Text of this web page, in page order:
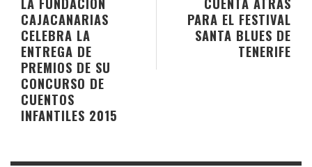
PARA EL FESTIVAL
SANTA BLUES DE
TENERIFE
CAJACANARIAS
CELEBRA LA
ENTREGA DE
PREMIOS DE SU
CONCURSO DE
CUENTOS
INFANTILES 2015